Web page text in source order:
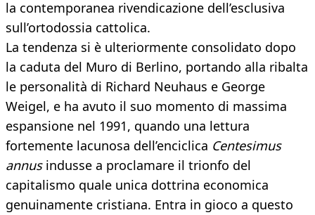
la contemporanea rivendicazione dell’esclusiva
sull’ortodossia cattolica.
La tendenza si è ulteriormente consolidato dopo
la caduta del Muro di Berlino, portando alla ribalta
le personalità di Richard Neuhaus e George
Weigel, e ha avuto il suo momento di massima
espansione nel 1991, quando una lettura
fortemente lacunosa dell’enciclica Centesimus
annusindusse a proclamare il trionfo del
capitalismo quale unica dottrina economica
genuinamente cristiana. Entra in gioco a questo